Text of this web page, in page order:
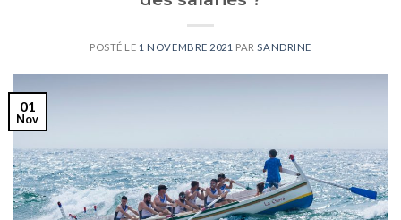
POSTÉ LE 1 NOVEMBRE 2021 PARSANDRINE
01
Nov